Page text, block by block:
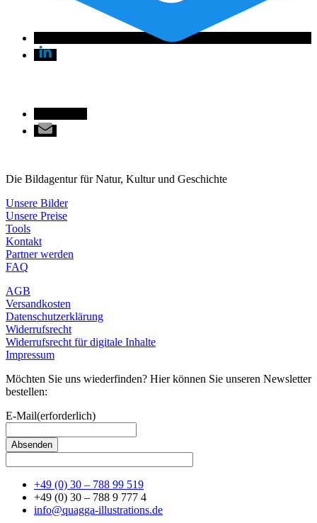
Die Bildagentur für Natur, Kultur und Geschichte
Unsere Bilder
Unsere Preise
Tools
Kontakt
Partner werden
FAQ
AGB
Versandkosten
Datenschutzerklärung
Widerrufsrecht
Widerrufsrecht für digitale Inhalte
Impressum
Möchten Sie uns wiederfinden? Hier können Sie unseren Newsletter
bestellen:
E-Mail(erforderlich)
+49 (0) 30 – 788 99 519
+49 (0) 30 – 788 9 777 4
info@quagga-illustrations.de